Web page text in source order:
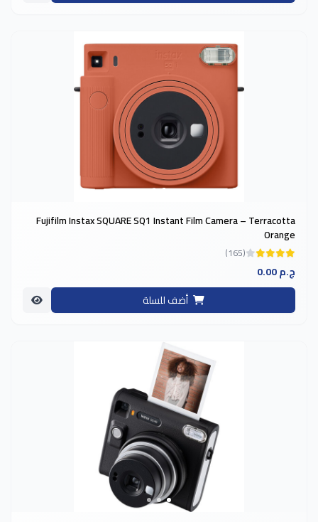
Fujifilm Instax SQUARE SQ1 Instant Film Camera – Terracotta
Orange
(165)
0.00 ج.م
أضف للسلة